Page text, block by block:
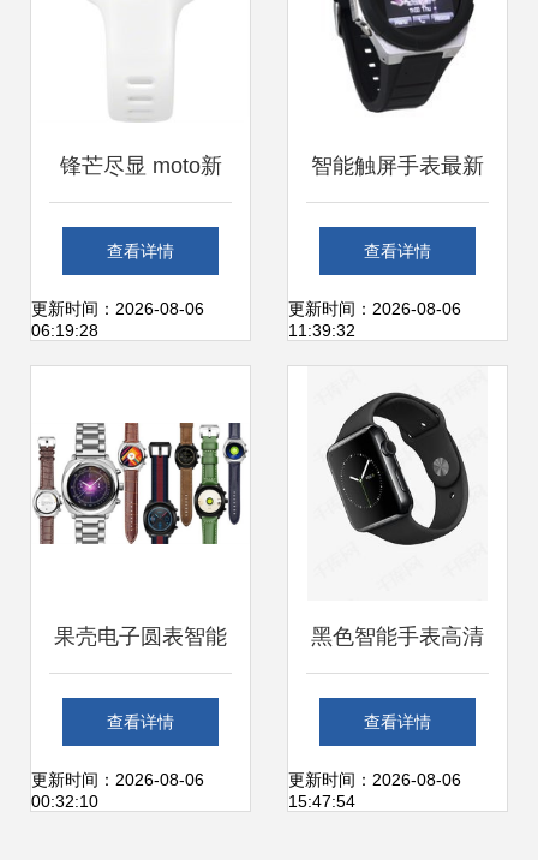
锋芒尽显 moto新
一代360 Sport智能
运动手表为何成为
查看详情
更新时间：2026-08-06
06:19:28
智能触屏手表最新
趋势与产品参考指
南
查看详情
更新时间：2026-08-06
11:39:32
果壳电子圆表智能
手表销量突破25万
台 数据背后的战略
查看详情
更新时间：2026-08-06
00:32:10
黑色智能手表高清
素材图片免费下载
与设计应用指南
查看详情
更新时间：2026-08-06
15:47:54